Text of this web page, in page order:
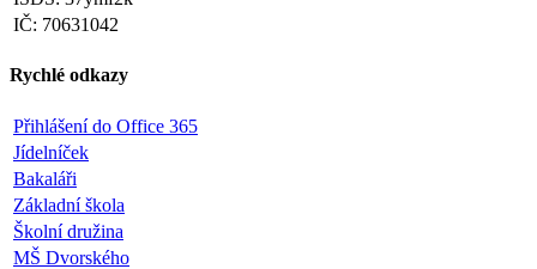
IČ: 70631042
Rychlé odkazy
Přihlášení do Office 365
Jídelníček
Bakaláři
Základní škola
Školní družina
MŠ Dvorského